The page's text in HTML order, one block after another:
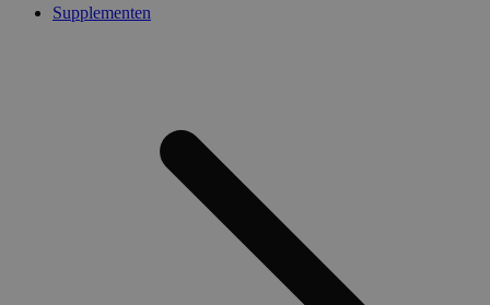
Supplementen